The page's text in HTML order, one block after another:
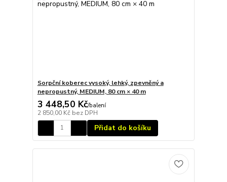
Sorpční koberec vysoký, lehký, zpevněný a
nepropustný, MEDIUM, 80 cm × 40 m
3 448,50 Kč/balení
2 850,00 Kč bez DPH
Přidat do košíku